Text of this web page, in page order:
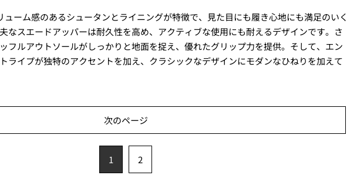
ューム感のあるシュータンとライニングが特徴で、見た目にも履き心地にも満足のいく
なスエードアッパーは耐久性を高め、アクティブな使用にも耐えるデザインです。さ
フルアウトソールがしっかりと地面を捉え、優れたグリップ力を提供。そして、エン
ライプが独特のアクセントを加え、クラシックなデザインにモダンなひねりを加えて
次のページ
1 2